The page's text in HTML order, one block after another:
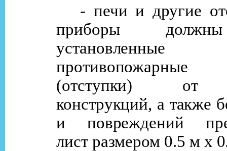
- печи и другие
приборы
установленные
противопожарные
(отступки) от
конструкций, а также
и повреждений
лист размером 0.5 м х